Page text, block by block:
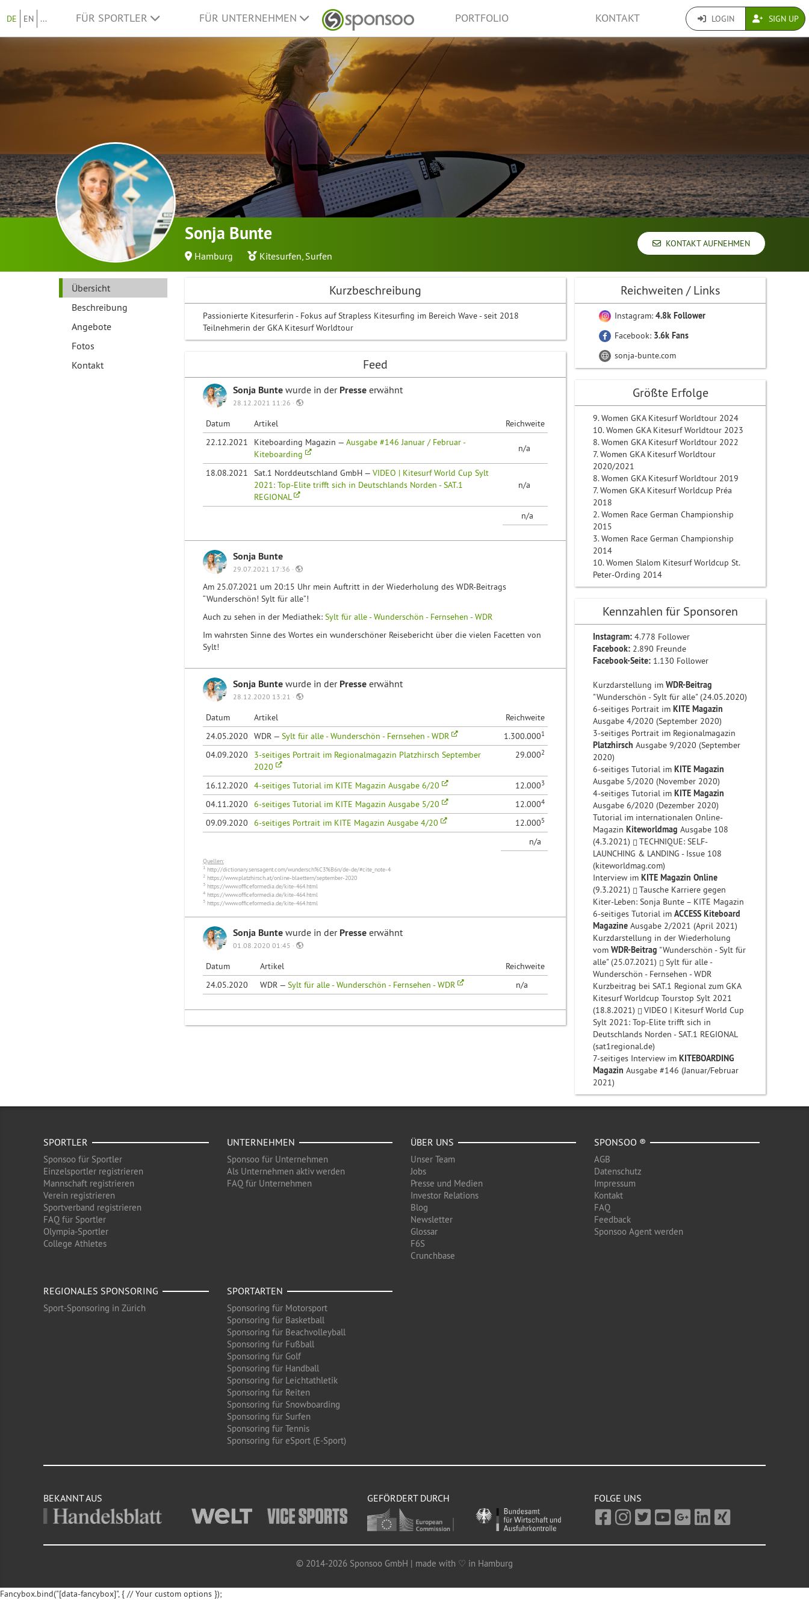
DE EN ... FÜR SPORTLER FÜR UNTERNEHMEN PORTFOLIO KONTAKT LOGIN SIGN UP
Sonja Bunte
Hamburg Kitesurfen, Surfen
KONTAKT AUFNEHMEN
Übersicht
Beschreibung
Angebote
Fotos
Kontakt
Kurzbeschreibung
Passionierte Kitesurferin - Fokus auf Strapless Kitesurfing im Bereich Wave - seit 2018
Teilnehmerin der GKA Kitesurf Worldtour
Feed
Sonja Bunte wurde in der Presse erwähnt
28.12.2021 11:26 ·
Datum Artikel
Reichweite
22.12.2021
Kiteboarding Magazin — Ausgabe #146 Januar / Februar -
Kiteboarding
n/a
18.08.2021 Sat.1 Norddeutschland GmbH — VIDEO | Kitesurf World Cup Sylt
2021: Top-Elite trifft sich in Deutschlands Norden - SAT.1
REGIONAL
n/a
n/a
Sonja Bunte
29.07.2021 17:36 ·
Am 25.07.2021 um 20:15 Uhr mein Auftritt in der Wiederholung des WDR-Beitrags
“Wunderschön! Sylt für alle”!
Auch zu sehen in der Mediathek: Sylt für alle - Wunderschön - Fernsehen - WDR
Im wahrsten Sinne des Wortes ein wunderschöner Reisebericht über die vielen Facetten von
Sylt!
Sonja Bunte wurde in der Presse erwähnt
28.12.2020 13:21 ·
Datum Artikel
Reichweite
24.05.2020
WDR — Sylt für alle - Wunderschön - Fernsehen - WDR 1.300.0001
04.09.2020
3-seitiges Portrait im Regionalmagazin Platzhirsch September
2020
29.0002
16.12.2020 4-seitiges Tutorial im KITE Magazin Ausgabe 6/20 12.0003
04.11.2020 6-seitiges Tutorial im KITE Magazin Ausgabe 5/20 12.0004
09.09.2020 6-seitiges Portrait im KITE Magazin Ausgabe 4/20 12.0005
n/a
Quellen:
1 http://dictionary.sensagent.com/wundersch%C3%B6n/de-de/#cite_note-4
2 https://www.platzhirsch.at/online-blaettern/september-2020
3 https://www.officeformedia.de/kite-464.html
4 https://www.officeformedia.de/kite-464.html
5 https://www.officeformedia.de/kite-464.html
Sonja Bunte wurde in der Presse erwähnt
01.08.2020 01:45 ·
Datum Artikel
Reichweite
24.05.2020
WDR — Sylt für alle - Wunderschön - Fernsehen - WDR n/a
Reichweiten / Links
Instagram:4.8k Follower
Facebook: 3.6k Fans
sonja-bunte.com
Größte Erfolge
9. Women GKA Kitesurf Worldtour 2024
10. Women GKA Kitesurf Worldtour 2023
8. Women GKA Kitesurf Worldtour 2022
7. Women GKA Kitesurf Worldtour
2020/2021
8. Women GKA Kitesurf Worldtour 2019
7. Women GKA Kitesurf Worldcup Préa
2018
2. Women Race German Championship
2015
3. Women Race German Championship
2014
10. Women Slalom Kitesurf Worldcup St.
Peter-Ording 2014
Kennzahlen für Sponsoren
Instagram:4.778 Follower
Facebook: 2.890 Freunde
Facebook-Seite: 1.130 Follower
Kurzdarstellung imWDR-Beitrag
"Wunderschön - Sylt für alle" (24.05.2020)
6-seitiges Portrait imKITE Magazin
Ausgabe 4/2020 (September 2020)
3-seitiges Portrait im Regionalmagazin
Platzhirsch Ausgabe 9/2020 (September
2020)
6-seitiges Tutorial imKITE Magazin
Ausgabe 5/2020 (November 2020)
4-seitiges Tutorial imKITE Magazin
Ausgabe 6/2020 (Dezember 2020)
Tutorial im internationalen Online-
MagazinKiteworldmag Ausgabe 108
(4.3.2021)
TECHNIQUE: SELF-
LAUNCHING & LANDING - Issue 108
(kiteworldmag.com)
Interview imKITE Magazin Online
(9.3.2021)
Tausche Karriere gegen
Kiter-Leben: Sonja Bunte – KITE Magazin
6-seitiges Tutorial imACCESS Kiteboard
Magazine Ausgabe 2/2021 (April 2021)
Kurzdarstellung in der Wiederholung
vomWDR-Beitrag "Wunderschön - Sylt für
alle" (25.07.2021)
Sylt für alle -
Wunderschön - Fernsehen - WDR
Kurzbeitrag bei SAT.1 Regional zum GKA
Kitesurf Worldcup Tourstop Sylt 2021
(18.8.2021)
VIDEO | Kitesurf World Cup
Sylt 2021: Top-Elite trifft sich in
Deutschlands Norden - SAT.1 REGIONAL
(sat1regional.de)
7-seitiges Interview imKITEBOARDING
Magazin Ausgabe #146 (Januar/Februar
2021)
SPORTLER
Sponsoo für Sportler
Einzelsportler registrieren
Mannschaft registrieren
Verein registrieren
Sportverband registrieren
FAQ für Sportler
Olympia-Sportler
College Athletes
UNTERNEHMEN
Sponsoo für Unternehmen
Als Unternehmen aktiv werden
FAQ für Unternehmen
ÜBER UNS
Unser Team
Jobs
Presse und Medien
Investor Relations
Blog
Newsletter
Glossar
F6S
Crunchbase
SPONSOO ®
AGB
Datenschutz
Impressum
Kontakt
FAQ
Feedback
Sponsoo Agent werden
REGIONALES SPONSORING
Sport-Sponsoring in Zürich
SPORTARTEN
Sponsoring für Motorsport
Sponsoring für Basketball
Sponsoring für Beachvolleyball
Sponsoring für Fußball
Sponsoring für Golf
Sponsoring für Handball
Sponsoring für Leichtathletik
Sponsoring für Reiten
Sponsoring für Snowboarding
Sponsoring für Surfen
Sponsoring für Tennis
Sponsoring für eSport (E-Sport)
BEKANNT AUS GEFÖRDERT DURCH FOLGE UNS
© 2014-2026 Sponsoo GmbH | made with ♡ in Hamburg
Fancybox.bind("[data-fancybox]", { // Your custom options });